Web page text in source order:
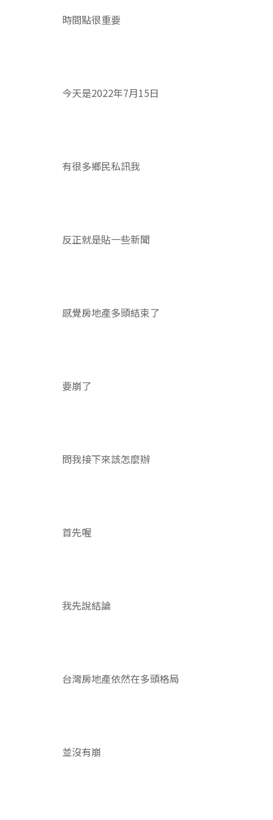
時間點很重要
今天是2022年7月15日
有很多鄉民私訊我
反正就是貼一些新聞
感覺房地產多頭結束了
要崩了
問我接下來該怎麼辦
首先喔
我先說結論
台灣房地產依然在多頭格局
並沒有崩